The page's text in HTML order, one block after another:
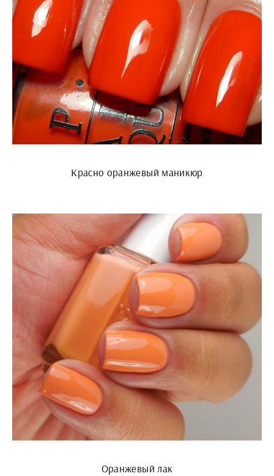
Красно оранжевый маникюр
Оранжевый лак